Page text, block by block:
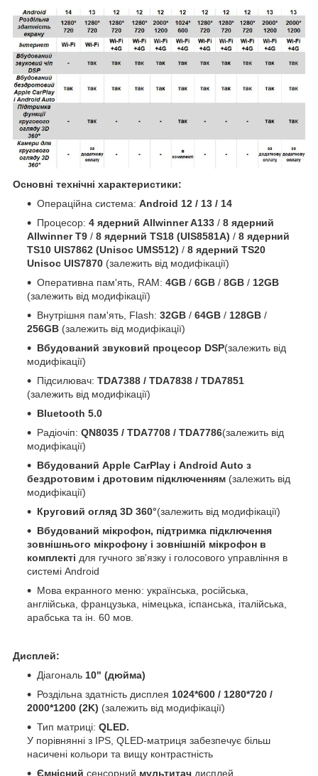
Основні технічні характеристики:
Операційна система: Android 12 / 13 / 14
Процесор: 4 ядерний Allwinner A133 / 8 ядерний
Allwinner T9 / 8 ядерний TS18 (UIS8581A) / 8 ядерний
TS10 UIS7862 (Unisoc UMS512) / 8 ядерний TS20
Unisoc UIS7870 (залежить від модифікації)
Оперативна пам'ять, RAM: 4GB / 6GB / 8GB / 12GB
(залежить від модифікації)
Внутрішня пам'ять, Flash: 32GB / 64GB / 128GB /
256GB (залежить від модифікації)
Вбудований звуковий процесор DSP(залежить від
модифікації)
Підсилювач: TDA7388 / TDA7838 / TDA7851
(залежить від модифікації)
Bluetooth 5.0
Радіочіп: QN8035 / TDA7708 / TDA7786(залежить від
модифікації)
Вбудований Apple CarPlay і Android Auto з
бездротовим і дротовим підключенням (залежить від
модифікації)
Круговий огляд 3D 360°(залежить від модифікації)
Вбудований мікрофон, підтримка підключення
зовнішнього мікрофону і зовнішній мікрофон в
комплекті для гучного зв'язку і голосового управління в
системі Android
Мова екранного меню: українська, російська,
англійська, французька, німецька, іспанська, італійська,
арабська та ін. 60 мов.
Дисплей:
Діагональ 10" (дюйма)
Роздільна здатність дисплея 1024*600 / 1280*720 /
2000*1200 (2K) (залежить від модифікації)
Тип матриці: QLED.
У порівнянні з IPS, QLED-матриця забезпечує більш
насичені кольори та вищу контрастність
Ємнісний сенсорний мультитач дисплей.